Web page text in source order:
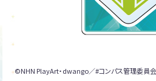
©NHN PlayArt・dwango／#コンパス管理委員